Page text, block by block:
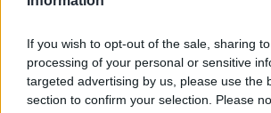
If you wish to opt-out of the sale, sharing
processing of your personal or sensitive
targeted advertising by us, please use the
section to confirm your selection. Please
κυκλοφορίες και AI uploads, όλο και
αντιμετωπίζουν υπερφόρτωση
τον Matt Jacoby, λύσεις υπάρχο